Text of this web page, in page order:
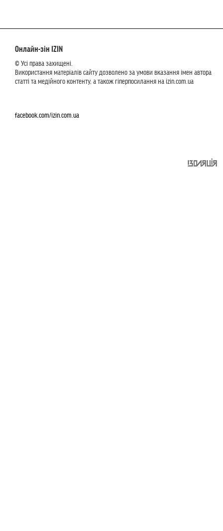
Онлайн-зін IZIN
© Усі права захищені.
Використання матеріалів сайту дозволено за умови вказання імен автора
статті та медійного контенту, а також гіперпосилання на izin.com.ua
facebook.com/izin.com.ua